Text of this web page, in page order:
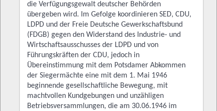
die Verfügungsgewalt deutscher Behörden
übergeben wird. Im Gefolge koordinieren SED, CDU,
LDPD und der Freie Deutsche Gewerkschaftsbund
(FDGB) gegen den Widerstand des Industrie- und
Wirtschaftsausschusses der LDPD und von
Führungskräften der CDU, jedoch in
Übereinstimmung mit dem Potsdamer Abkommen
der Siegermächte eine mit dem 1. Mai 1946
beginnende gesellschaftliche Bewegung, mit
machtvollen Kundgebungen und unzähligen
Betriebsversammlungen, die am 30.06.1946 im